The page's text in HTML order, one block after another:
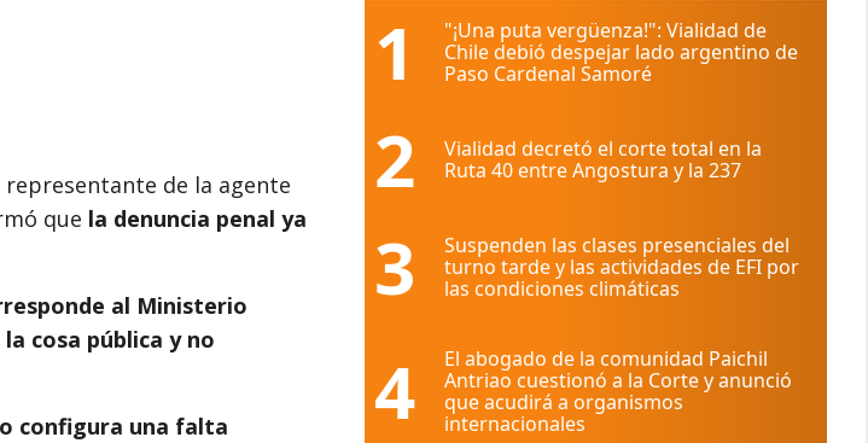
representante de la agente
que la denuncia penal ya
al Ministerio
cosa pública y no
configura una falta
1
"¡Una puta vergüenza!": Vialidad de
Chile debió despejar lado argentino de
Paso Cardenal Samoré
2
Vialidad decretó el corte total en la
Ruta 40 entre Angostura y la 237
3
Suspenden las clases presenciales del
turno tarde y las actividades de EFI por
las condiciones climáticas
4
El abogado de la comunidad Paichil
Antriao cuestionó a la Corte y anunció
que acudirá a organismos
internacionales